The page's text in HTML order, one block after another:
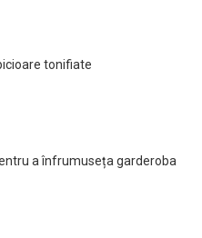
tonifiate
a înfrumuseța garderoba